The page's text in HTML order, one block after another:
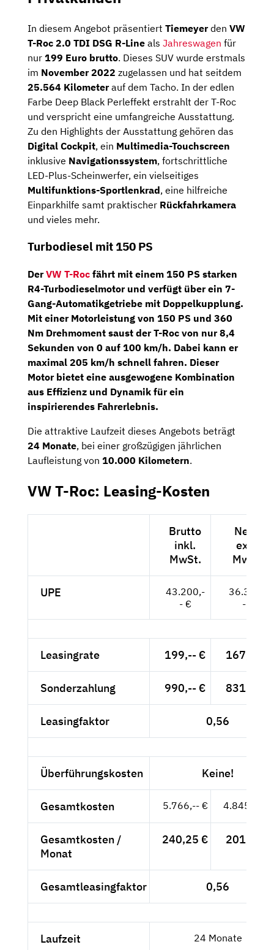
In diesem Angebot präsentiert Tiemeyerden VW
T-Roc 2.0 TDI DSG R-Line als Jahreswagen für
nur 199 Euro brutto. Dieses SUV wurde erstmals
im November 2022 zugelassen und hat seitdem
25.564 Kilometerauf dem Tacho. In der edlen
Farbe Deep Black Perleffekt erstrahlt der T-Roc
und verspricht eine umfangreiche Ausstattung.
Zu den Highlights der Ausstattung gehören das
Digital Cockpit, ein Multimedia-Touchscreen
inklusive Navigationssystem, fortschrittliche
LED-Plus-Scheinwerfer, ein vielseitiges
Multifunktions-Sportlenkrad, eine hilfreiche
Einparkhilfe samt praktischer Rückfahrkamera
und vieles mehr.
Turbodiesel mit 150 PS
DerVW T-Roc fährt mit einem 150 PS starken
R4-Turbodieselmotorund verfügt über ein 7-
Gang-Automatikgetriebe mit Doppelkupplung.
Mit einer Motorleistung von 150 PS und 360
Nm Drehmoment saust der T-Roc von nur 8,4
Sekunden von 0 auf 100 km/h. Dabei kann er
maximal 205 km/h schnell fahren. Dieser
Motor bietet eine ausgewogene Kombination
aus Effizienz und Dynamik für ein
inspirierendes Fahrerlebnis.
Die attraktive Laufzeit dieses Angebots beträgt
24 Monate, bei einer großzügigen jährlichen
Laufleistung von 10.000 Kilometern.
VW T-Roc: Leasing-Kosten
Brutto
inkl.
MwSt.
Netto
exkl.
MwSt.
UPE
43.200,-
- €
36.303,-
- €
Leasingrate 199,-- € 167,23 €
Sonderzahlung 990,-- € 831,93 €
Leasingfaktor 0,56
Überführungskosten Keine!
Gesamtkosten 5.766,-- € 4.845,38 €
Gesamtkosten /
Monat
240,25 € 201,89 €
Gesamtleasingfaktor 0,56
Laufzeit 24 Monate